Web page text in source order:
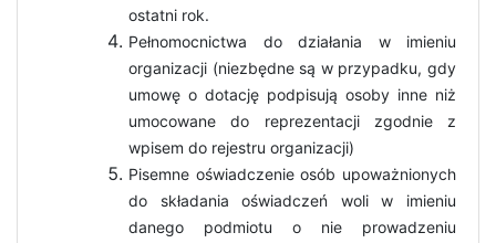
ostatni rok.
Pełnomocnictwa do działania w imieniu
organizacji (niezbędne są w przypadku, gdy
umowę o dotację podpisują osoby inne niż
umocowane do reprezentacji zgodnie z
wpisem do rejestru organizacji)
Pisemne oświadczenie osób upoważnionych
do składania oświadczeń woli w imieniu
danego podmiotu o nie prowadzeniu